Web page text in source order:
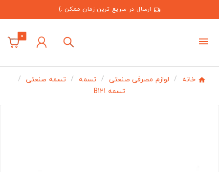
ارسال در سریع ترین زمان ممکن :)
0
خانه لوازم مصرفی صنعتی تسمه
تسمه صنعتی
تسمه B121